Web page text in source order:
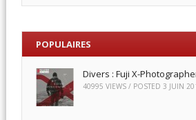
POPULAIRES
Divers : Fuji X-
40995 VIEWS / POSTED 3 JUIN